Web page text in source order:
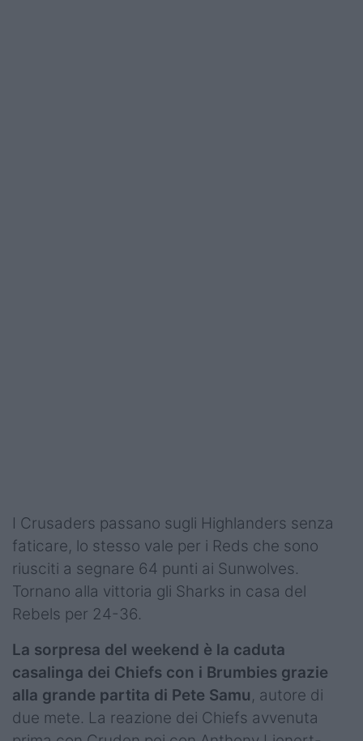
Shop
I Crusaders passano sugli Highlanders senza
faticare, lo stesso vale per i Reds che sono
riusciti a segnare 64 punti ai Sunwolves.
Tornano alla vittoria gli Sharks in casa del
Rebels per 24-36.
La sorpresa del weekend è la caduta
casalinga dei Chiefs con i Brumbies grazie
alla grande partita di Pete Samu, autore di
due mete. La reazione dei Chiefs avvenuta